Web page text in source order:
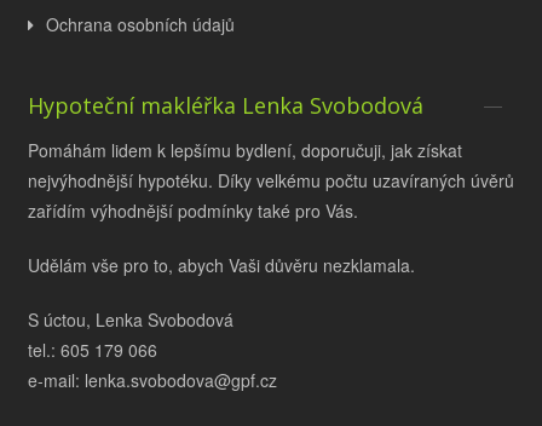
Ochrana osobních údajů
Hypoteční makléřka Lenka Svobodová
Pomáhám lidem k lepšímu bydlení, doporučuji, jak získat
nejvýhodnější hypotéku. Díky velkému počtu uzavíraných úvěrů
zařídím výhodnější podmínky také pro Vás.
Udělám vše pro to, abych Vaši důvěru nezklamala.
S úctou, Lenka Svobodová
tel.: 605 179 066
e-mail: lenka.svobodova@gpf.cz